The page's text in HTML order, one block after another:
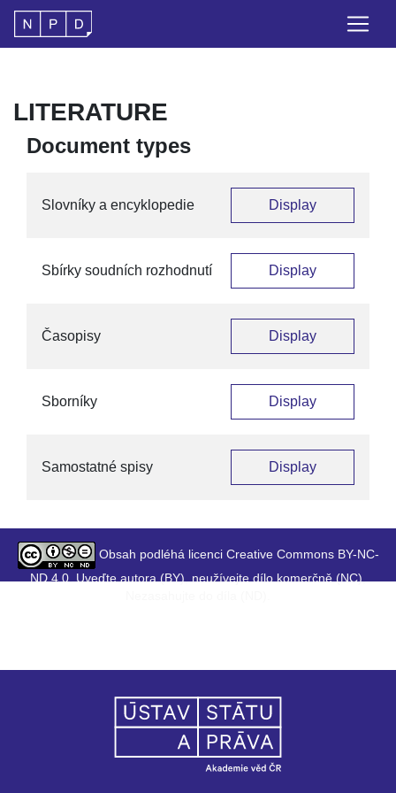
LITERATURE
Document types
Slovníky a encyklopedie Display
Sbírky soudních rozhodnutí Display
Časopisy Display
Sborníky Display
Samostatné spisy Display
Obsah podléhá licenci Creative Commons BY-NC-
ND 4.0. Uveďte autora (BY), neužívejte dílo komerčně (NC),